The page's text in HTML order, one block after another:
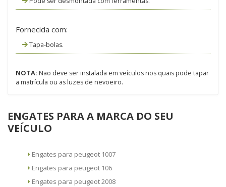
Fornecida com:
Tapa-bolas.
NOTA: Não deve ser instalada em veículos nos quais pode tapar
a matrícula ou as luzes de nevoeiro.
ENGATES PARA A MARCA DO SEU
VEÍCULO
Engates para peugeot 1007
Engates para peugeot 106
Engates para peugeot 2008